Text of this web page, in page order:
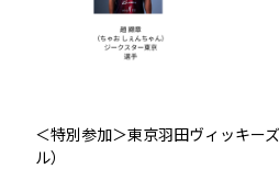
＜特別参加＞東京羽田ヴィッキー
ル）